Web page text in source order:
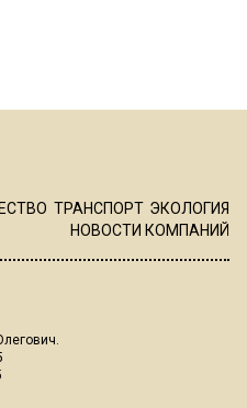
ТРАНСПОРТ ЭКОЛОГИЯ
НОВОСТИ КОМПАНИЙ